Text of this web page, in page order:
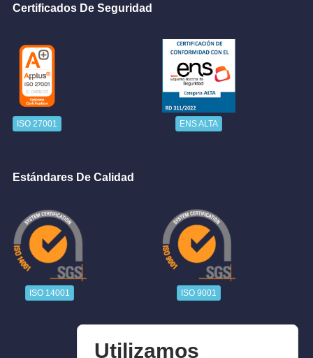
Certificados De Seguridad
ISO 27001 ENS ALTA
Estándares De Calidad
ISO 14001 ISO 9001
Utilizamos